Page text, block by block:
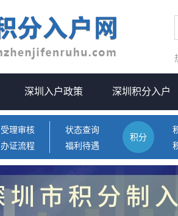
深圳入户政策 深圳积分入户
受理审核
状态查询
办证流程 福利待遇
积分